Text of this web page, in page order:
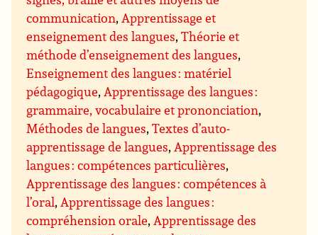
communication,Apprentissage et
enseignement des langues,Théorie et
méthode d’enseignement des langues,
Enseignement des langues : matériel
pédagogique,Apprentissage des langues :
grammaire, vocabulaire et prononciation,
Méthodes de langues,Textes d’auto-
apprentissage de langues,Apprentissage des
langues : compétences particulières,
Apprentissage des langues : compétences à
l’oral,Apprentissage des langues :
compréhension orale,Apprentissage des